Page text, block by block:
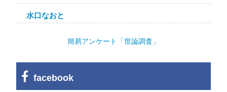
水口なおと
簡易アンケート「世論調査」
facebook